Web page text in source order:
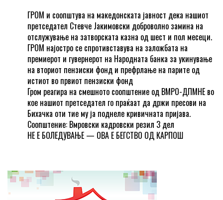
ГРОМ и соопштува на македонската јавност дека нашиот
претседател Стевче Јакимовски доброволно замина на
отслужување на затворската казна од шест и пол месеци.
ГРОМ најостро се спротивставува на заложбата на
премиерот и гувернерот на Народната банка за укинување
на вториот пензиски фонд и префрлање на парите од
истиот во првиот пензиски фонд
Гром реагира на смешното соопштение од ВМРО-ДПМНЕ во
кое нашиот претседател го праќаат да држи пресови на
Бихачка оти тие му ја поднеле кривичната пријава.
Соопштение: Вмровски кадровски резил 3 дел
НЕ Е БОЛЕДУВАЊЕ — ОВА Е БЕГСТВО ОД КАРПОШ